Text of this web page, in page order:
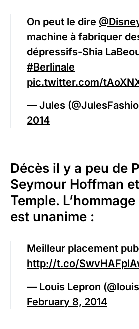
On peut le dire
machine à fabriquer
dépressifs-Shia
#Berlinale
pic.twitter.com/
— Jules
2014
Décès il y a peu de
Seymour Hoffman
Temple.
est unanime :
Meilleur placement
http://t.co/
— Louis Lepron
February 8, 2014